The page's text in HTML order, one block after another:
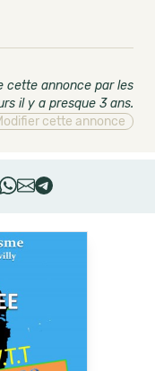
cette annonce par les
il y a presque 3 ans.
cette annonce